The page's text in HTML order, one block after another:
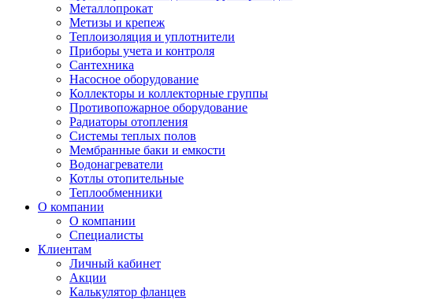
Металлопрокат
Метизы и крепеж
Теплоизоляция и уплотнители
Приборы учета и контроля
Сантехника
Насосное оборудование
Коллекторы и коллекторные группы
Противопожарное оборудование
Радиаторы отопления
Системы теплых полов
Мембранные баки и емкости
Водонагреватели
Котлы отопительные
Теплообменники
О компании
О компании
Специалисты
Клиентам
Личный кабинет
Акции
Калькулятор фланцев